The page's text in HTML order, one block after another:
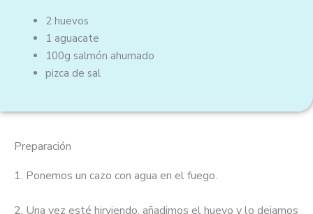
e
5
2 huevos
1 aguacate
100g salmón ahumado
pizca de sal
Preparación
1. Ponemos un cazo con agua en el fuego.
2. Una vez esté hirviendo, añadimos el huevo y lo dejamos